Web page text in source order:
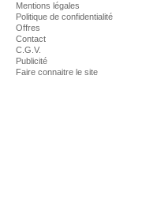
Mentions légales
Politique de confidentialité
Offres
Contact
C.G.V.
Publicité
Faire connaitre le site